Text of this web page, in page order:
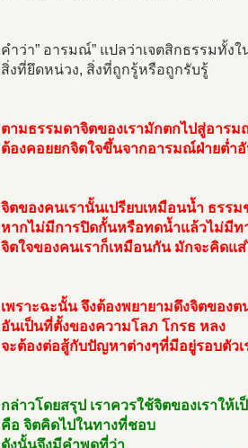
คำว่า” อารมณ์” แปลว่าเจตสิกธรรมทั้ง
สิ่งที่ยึดหน่วง, สิ่งที่ถูกรู้หรือถูกรับรู้
ตามธรรมดาจิตของเรามักตกไปสู่อารม
ต้องคอยยกจิตใจขึ้นจากอารมณ์ฝ่ายต่ำ
จิตของคนเรานั้นเปรียบเหมือนน้ำ ธรร
หากไม่มีการปิดกั้นหรือทดน้ำแล้วไม่มีท
จิตใจของคนเราก็เหมือนกัน มักจะคิดแ
เพราะฉะนั้น จึงต้องพยายามดึงจิตของ
อันเป็นที่ตั้งของความโลภ โกรธ หลง
จะต้องต่อสู้กับปัญหาต่างๆที่มีอยู่รอบตัวเ
กล่าวโดยสรุป เราควรใช้จิตของเราให้
คือ จิตคิดไปในทางที่ชอบ
ดังนั้นจึงมีคำพูดที่ว่า